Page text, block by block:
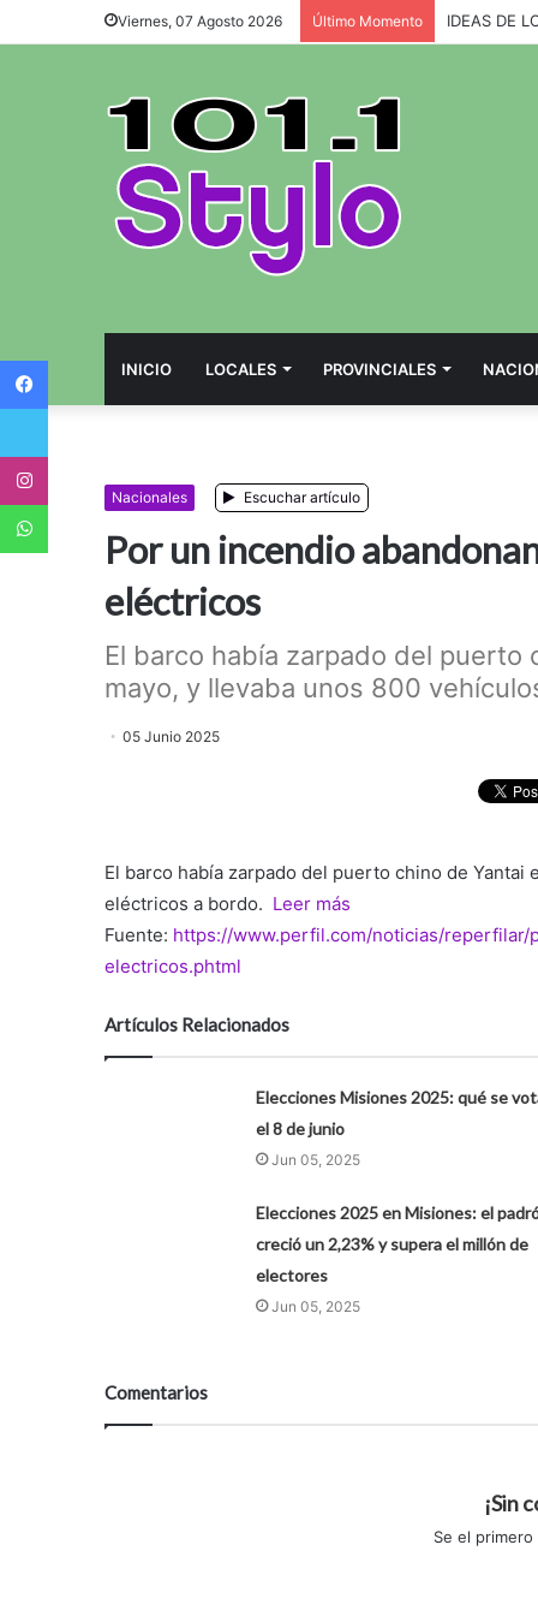
Viernes, 07 Agosto 2026 Último Momento IDEAS DE
INICIO LOCALES PROVINCIALES
Nacionales Escuchar artículo
Por un incendio
eléctricos
El barco había zarpado del puerto
mayo, y llevaba unos 800
05 Junio 2025
El barco había zarpado del puerto chino de
eléctricos a bordo. Leer más
Fuente: https://www.perfil.com/noticias/
electricos.phtml
Artículos Relacionados
Elecciones Misiones 2025: qué se
el 8 de junio
Jun 05, 2025
Elecciones 2025 en Misiones: el
creció un 2,23% y supera el millón de
electores
Jun 05, 2025
Comentarios
¡Sin
Se el
Twitter
WhatsApp